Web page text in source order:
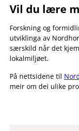
Vil du lære
Forskning og
utviklinga av
særskild når det
lokalmiljøet.
På nettsidene til
meir om dei ulike